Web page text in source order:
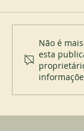
Não é
esta